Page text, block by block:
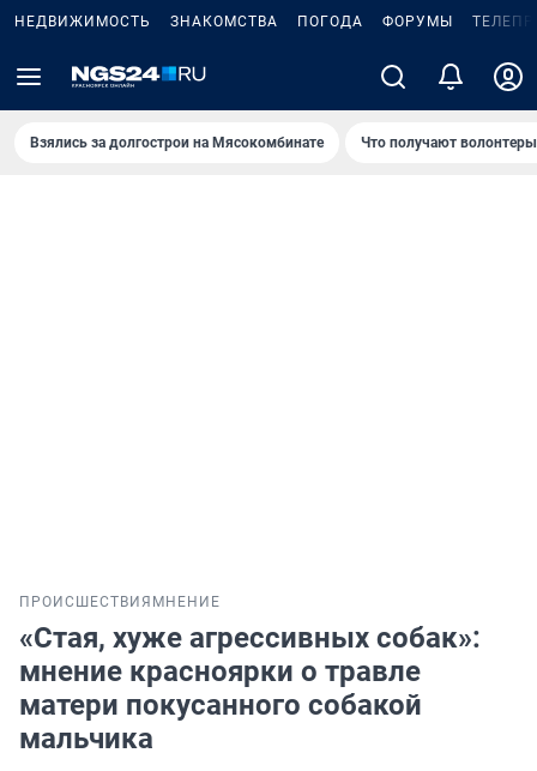
НЕДВИЖИМОСТЬ ЗНАКОМСТВА ПОГОДА ФОРУМЫ
Взялись за долгострои на Мясокомбинате Что получают
ПРОИСШЕСТВИЯ МНЕНИЕ
«Стая, хуже агрессивных собак»:
мнение красноярки о травле
матери покусанного собакой
мальчика